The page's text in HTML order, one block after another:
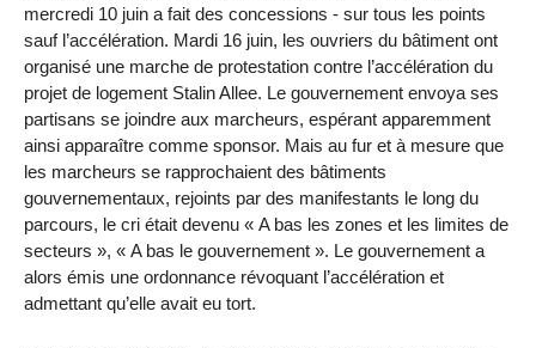
mercredi 10 juin a fait des concessions - sur tous les points
sauf l’accélération. Mardi 16 juin, les ouvriers du bâtiment ont
organisé une marche de protestation contre l’accélération du
projet de logement Stalin Allee. Le gouvernement envoya ses
partisans se joindre aux marcheurs, espérant apparemment
ainsi apparaître comme sponsor. Mais au fur et à mesure que
les marcheurs se rapprochaient des bâtiments
gouvernementaux, rejoints par des manifestants le long du
parcours, le cri était devenu « A bas les zones et les limites de
secteurs », « A bas le gouvernement ». Le gouvernement a
alors émis une ordonnance révoquant l’accélération et
admettant qu’elle avait eu tort.